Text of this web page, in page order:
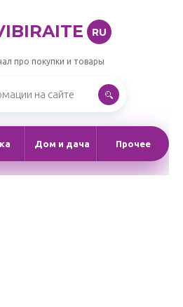
RU
про покупки и товары
Дом и дача Прочее